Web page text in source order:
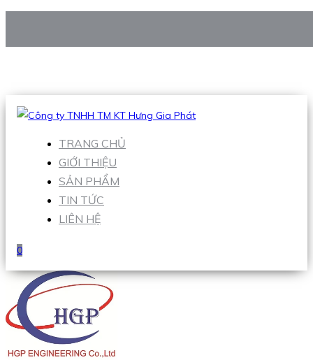
Hotline:0938 906 663
TRANG CHỦ
GIỚI THIỆU
SẢN PHẨM
TIN TỨC
LIÊN HỆ
0